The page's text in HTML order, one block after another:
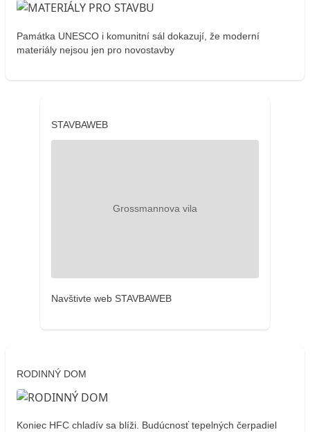
Památka UNESCO i komunitní sál dokazují, že moderní
materiály nejsou jen pro novostavby
STAVBAWEB
Navštivte web STAVBAWEB
RODINNÝ DOM
Koniec HFC chladív sa blíži. Budúcnosť tepelných čerpadiel